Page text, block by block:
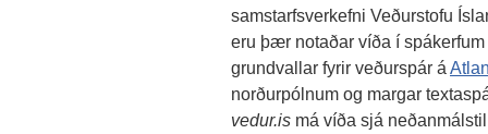
samstarfsverkefni Veðurstofu
eru þær notaðar víða í
grundvallar fyrir veðurspár á
norðurpólnum og margar
vedur.is má víða sjá